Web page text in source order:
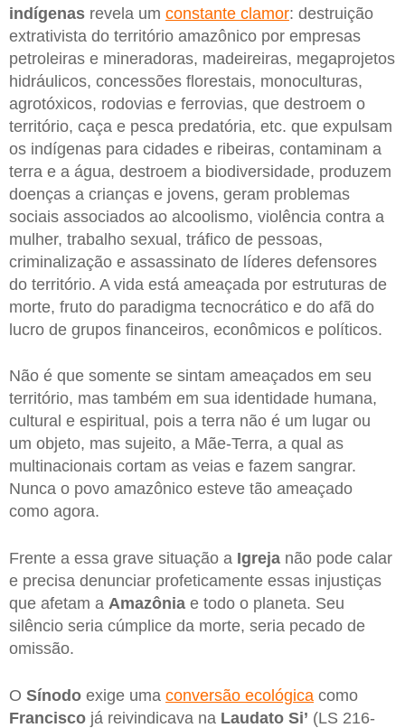
indígenas revela um constante clamor: destruição
extrativista do território amazônico por empresas
petroleiras e mineradoras, madeireiras, megaprojetos
hidráulicos, concessões florestais, monoculturas,
agrotóxicos, rodovias e ferrovias, que destroem o
território, caça e pesca predatória, etc. que expulsam
os indígenas para cidades e ribeiras, contaminam a
terra e a água, destroem a biodiversidade, produzem
doenças a crianças e jovens, geram problemas
sociais associados ao alcoolismo, violência contra a
mulher, trabalho sexual, tráfico de pessoas,
criminalização e assassinato de líderes defensores
do território. A vida está ameaçada por estruturas de
morte, fruto do paradigma tecnocrático e do afã do
lucro de grupos financeiros, econômicos e políticos.
Não é que somente se sintam ameaçados em seu
território, mas também em sua identidade humana,
cultural e espiritual, pois a terra não é um lugar ou
um objeto, mas sujeito, a Mãe-Terra, a qual as
multinacionais cortam as veias e fazem sangrar.
Nunca o povo amazônico esteve tão ameaçado
como agora.
Frente a essa grave situação a Igreja não pode calar
e precisa denunciar profeticamente essas injustiças
que afetam a Amazônia e todo o planeta. Seu
silêncio seria cúmplice da morte, seria pecado de
omissão.
O Sínodo exige uma conversão ecológica como
Francisco já reivindicava na Laudato Si’ (LS 216-